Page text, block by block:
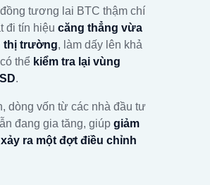
tương lai BTC thậm chí
đi tín hiệu căng thẳng vừa
thị trường, làm dấy lên khả
thể kiểm tra lại vùng
.
dòng vốn từ các nhà đầu tư
đang gia tăng, giúp giảm
ra một đợt điều chỉnh